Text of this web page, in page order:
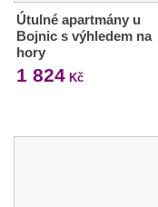
Útulné apartmány u
Bojnic s výhledem na
hory
1 824 Kč